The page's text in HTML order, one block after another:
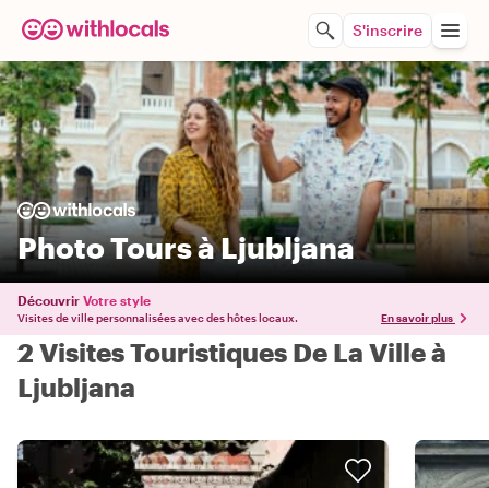
S'inscrire
Photo Tours à Ljubljana
Découvrir Votre style
Visites de ville personnalisées avec des hôtes locaux. En savoir plus
2 Visites Touristiques De La Ville à
Ljubljana